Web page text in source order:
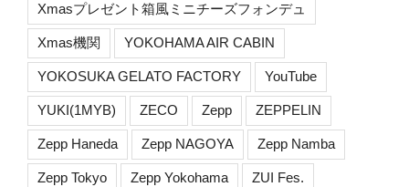
Xmasプレゼント箱風ミニチーズフォンデュ
Xmas機関 YOKOHAMA AIR CABIN
YOKOSUKA GELATO FACTORY YouTube
YUKI(1MYB) ZECO Zepp ZEPPELIN
Zepp Haneda Zepp NAGOYA Zepp Namba
Zepp Tokyo Zepp Yokohama ZUI Fes.